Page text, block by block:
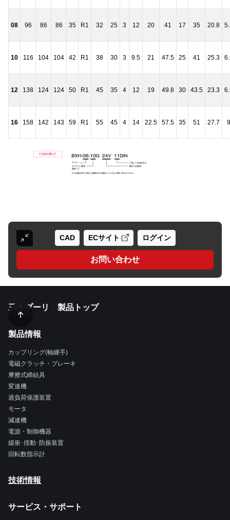
08 96 86 86 35 R1 32 25 3 12 20 41 17 35 20.8
10 116 104 104 42 R1 38 30 3 9.5 21 47.5 25 41 25.3
12 138 124 124 50 R1 45 35 4 12 19 49.8 30 43.5 23.3
16 158 142 143 59 R1 55 45 4 14 22.5 57.5 35 51 27.7 9
CAD ECサイト ログイン
お問い合わせ
三木プーリ 製品トップ
製品情報
カップリング(軸継手)
電磁クラッチ・ブレーキ
摩擦式締結具
変速機
過負荷保護装置
モータ
減速機
電源・制御機器
緩衝･揺動･防振装置
回転数指示計
技術情報
サービス・サポート